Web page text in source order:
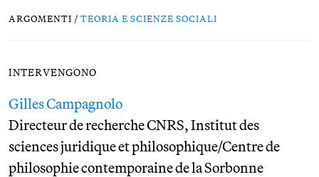
ARGOMENTI / TEORIA E SCIENZE SOCIALI
INTERVENGONO
Gilles Campagnolo
Directeur de recherche CNRS, Institut des
sciences juridique et philosophique/Centre de
philosophie contemporaine de la Sorbonne